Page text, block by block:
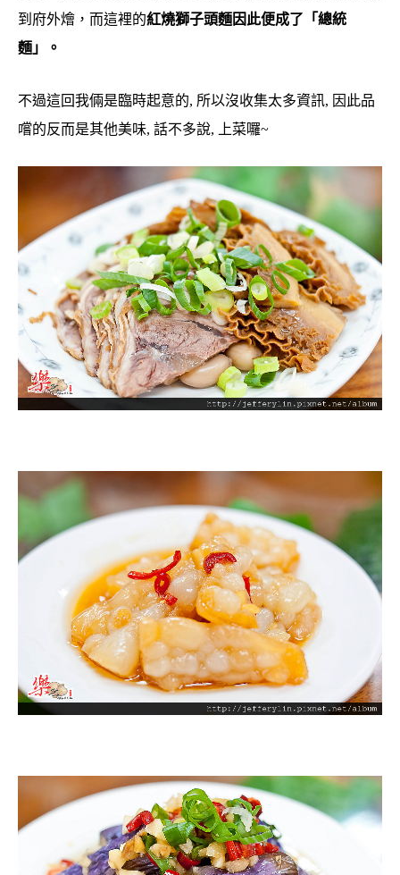
到府外燴，而這裡的紅燒獅子頭麵因此便成了「總統
麵」。
不過這回我倆是臨時起意的, 所以沒收集太多資訊, 因此品
嚐的反而是其他美味, 話不多說, 上菜囉~